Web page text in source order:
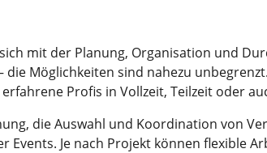
mit der Planung, Organisation und
Möglichkeiten sind nahezu
Profis in Vollzeit, Teilzeit oder
die Auswahl und Koordination von
Je nach Projekt können flexible